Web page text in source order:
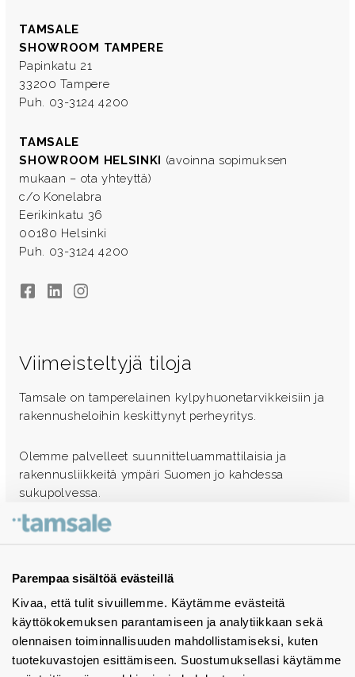
Parempaa sisältöä evästeillä
Kivaa, että tulit sivuillemme. Käytämme evästeitä
käyttökokemuksen parantamiseen ja analytiikkaan sekä
olennaisen toiminnallisuuden mahdollistamiseksi, kuten
tuotekuvastojen esittämiseen. Suostumuksellasi käytämme
TAMSALE
SHOWROOM TAMPERE
Papinkatu 21
33200 Tampere
Puh. 03-3124 4200
TAMSALE
SHOWROOM HELSINKI (avoinna sopimuksen
mukaan – ota yhteyttä)
c/o Konelabra
Eerikinkatu 36
00180 Helsinki
Puh. 03-3124 4200
FacebookLinkedInInstagram
Viimeisteltyjä tiloja
Tamsale on tamperelainen kylpyhuonetarvikkeisiin ja
rakennusheloihin keskittynyt perheyritys.
Olemme palvelleet suunnitteluammattilaisia ja
rakennusliikkeitä ympäri Suomen jo kahdessa
sukupolvessa.
Ota yhteyttä - autamme mielellämme
Tuotekuvastot
Instagram
BIM-objektit
Yhteystiedot